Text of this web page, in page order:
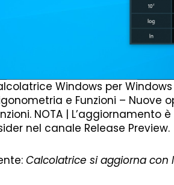
Windows per Windows
e Funzioni – Nuove
NOTA |
nel canale Release Preview.
Calcolatrice si aggiorna con